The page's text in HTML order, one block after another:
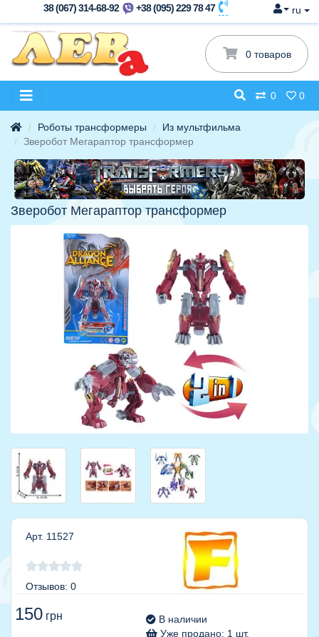
38 (067) 314-68-92 +38 (095) 229 78 47 ru
0 товаров
0 0
Роботы трансформеры
Из мультфильма
Зверобот Мегараптор трансформер
Зверобот Мегараптор трансформер
Арт. 11527
Отзывов: 0
150 грн
В наличии
Уже продано: 1 шт.